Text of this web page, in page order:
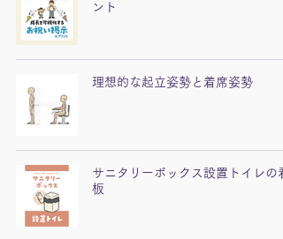
ント
理想的な起立姿勢と着席姿勢
サニタリーボックス設置トイレの看
板